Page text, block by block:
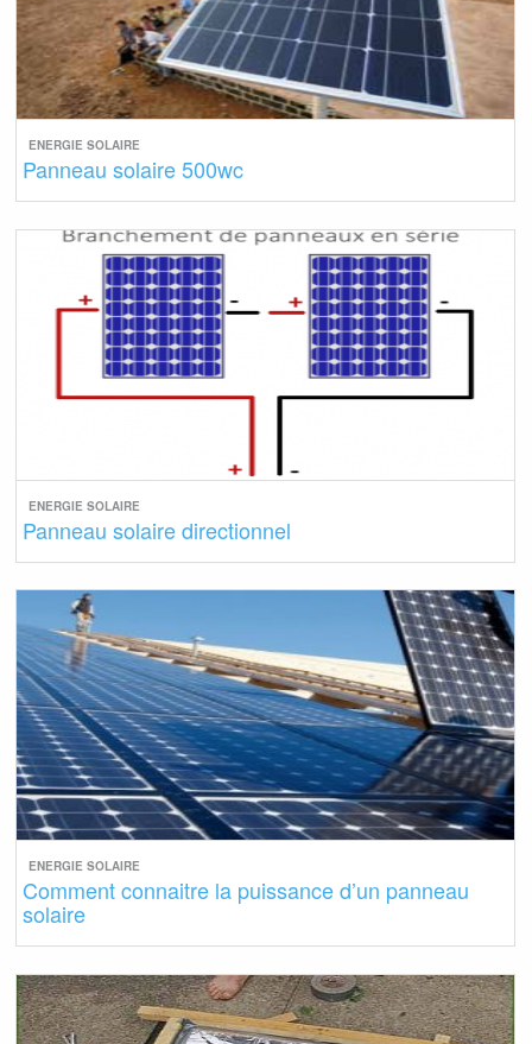
ENERGIE SOLAIRE
Panneau solaire 500wc
ENERGIE SOLAIRE
Panneau solaire directionnel
ENERGIE SOLAIRE
Comment connaitre la puissance d’un panneau
solaire